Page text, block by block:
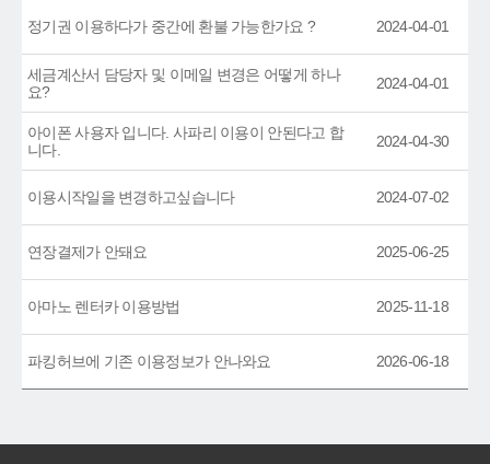
정기권 이용하다가 중간에 환불 가능한가요 ? 2024-04-01
세금계산서 담당자 및 이메일 변경은 어떻게 하나
요?
2024-04-01
아이폰 사용자 입니다. 사파리 이용이 안된다고 합
니다.
2024-04-30
이용시작일을 변경하고싶습니다 2024-07-02
연장결제가 안돼요 2025-06-25
아마노 렌터카 이용방법 2025-11-18
파킹허브에 기존 이용정보가 안나와요 2026-06-18